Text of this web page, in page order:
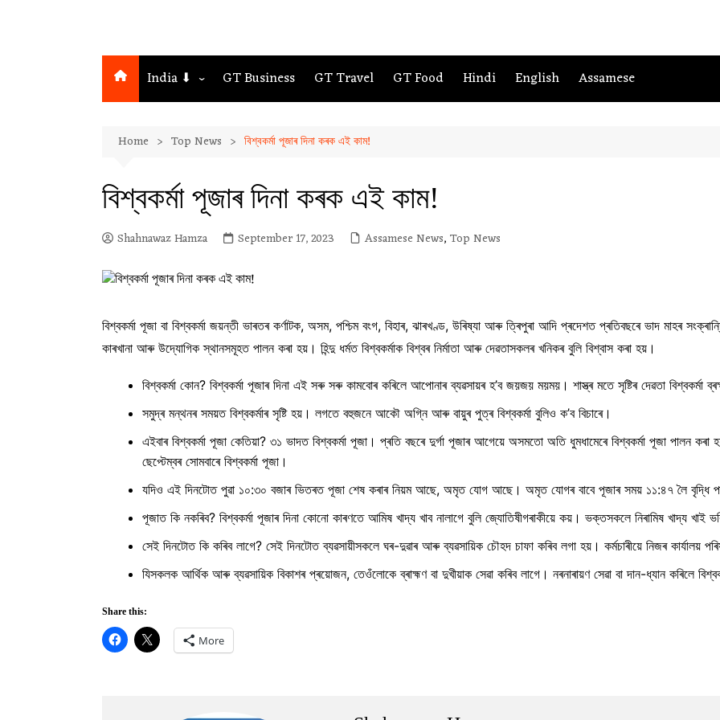
India ⬇
Assam
Guwahati
GT Business GT Travel GT Food Hindi English Assamese
Home Top News বিশ্বকর্মা পূজাৰ দিনা কৰক এই কাম!
বিশ্বকর্মা পূজাৰ দিনা কৰক এই কাম!
Shahnawaz Hamza September 17, 2023 Assamese News, Top News
বিশ্বকৰ্মা পূজা বা বিশ্বকৰ্মা জয়ন্তী ভাৰতৰ কৰ্ণাটক, অসম, পশ্চিম বংগ, বিহাৰ, ঝাৰখণ্ড, উৰিষ্যা আৰু ত্ৰিপুৰা আদি প্ৰদেশত প্ৰতিবছৰে ভাদ মাহৰ
কাৰখানা আৰু উদ্যোগিক স্থানসমূহত পালন কৰা হয়। হিন্দু ধৰ্মত বিশ্বকৰ্মাক বিশ্বৰ নিৰ্মাতা আৰু দেৱতাসকলৰ খনিকৰ বুলি বিশ্বাস কৰা হয়।
বিশ্বকৰ্মা কোন? বিশ্বকৰ্মা পূজাৰ দিনা এই সৰু সৰু কামবোৰ কৰিলে আপোনাৰ ব্যৱসায়ৰ হ’ব জয়জয় ময়ময়। শাস্ত্ৰ মতে সৃষ্টিৰ দেৱতা বিশ্বকৰ্মা
সমুদ্ৰ মন্থনৰ সময়ত বিশ্বকৰ্মাৰ সৃষ্টি হয়। লগতে বহুজনে আকৌ অগ্নি আৰু বায়ুৰ পুত্ৰ বিশ্বকৰ্মা বুলিও ক’ব বিচাৰে।
এইবাৰ বিশ্বকৰ্মা পূজা কেতিয়া? ৩১ ভাদত বিশ্বকৰ্মা পূজা। প্ৰতি বছৰে দুৰ্গা পূজাৰ আগেয়ে অসমতো অতি ধুমধামেৰে বিশ্বকৰ্মা পূজা পালন
ছেপ্টেম্বৰ সোমবাৰে বিশ্বকৰ্মা পূজা।
যদিও এই দিনটোত পুৱা ১০:৩০ বজাৰ ভিতৰত পূজা শেষ কৰাৰ নিয়ম আছে, অমৃত যোগ আছে। অমৃত যোগৰ বাবে পূজাৰ সময় ১১:৪৭ লৈ বৃদ্ধি
পূজাত কি নকৰিব? বিশ্বকৰ্মা পূজাৰ দিনা কোনো কাৰণতে আমিষ খাদ্য খাব নালাগে বুলি জ্যোতিষীগৰাকীয়ে কয়। ভক্তসকলে নিৰামিষ খাদ্য খাই
সেই দিনটোত কি কৰিব লাগে? সেই দিনটোত ব্যৱসায়ীসকলে ঘৰ-দুৱাৰ আৰু ব্যৱসায়িক চৌহদ চাফা কৰিব লগা হয়। কৰ্মচাৰীয়ে নিজৰ কাৰ্যালয়
যিসকলক আৰ্থিক আৰু ব্যৱসায়িক বিকাশৰ প্ৰয়োজন, তেওঁলোকে ব্ৰাহ্মণ বা দুখীয়াক সেৱা কৰিব লাগে। নৰনাৰায়ণ সেৱা বা দান-ধ্যান কৰিলে
Share this:
More